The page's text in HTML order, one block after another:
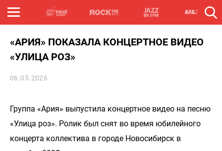
«АРИЯ» ПОКАЗАЛА КОНЦЕРТНОЕ ВИДЕО
«УЛИЦА РОЗ»
06.05.2026
Группа «Ария» выпустила концертное видео на песню
«Улица роз». Ролик был снят во время юбилейного
концерта коллектива в городе Новосибирск в